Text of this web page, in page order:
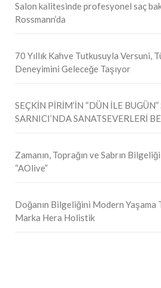
Salon kalitesinde profesyonel saç
Rossmann’da
70 Yıllık Kahve Tutkusuyla Versuni,
Deneyimini Geleceğe Taşıyor
SEÇKİN PİRİM’İN “DÜN İLE
SARNICI’NDA SANATSEVERLERİ
Zamanın, Toprağın ve Sabrın
“AOlive”
Doğanın Bilgeliğini Modern Yaşama
Marka Hera Holistik